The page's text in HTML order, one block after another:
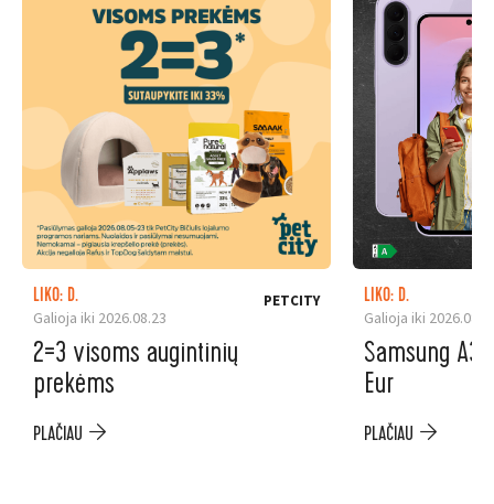
LIKO: D.
Galioja iki 2026.08.23
PETCITY
2=3 visoms augintinių
prekėms
PLAČIAU
LIKO: D.
Galioja iki
Samsung
Eur
PLAČIAU